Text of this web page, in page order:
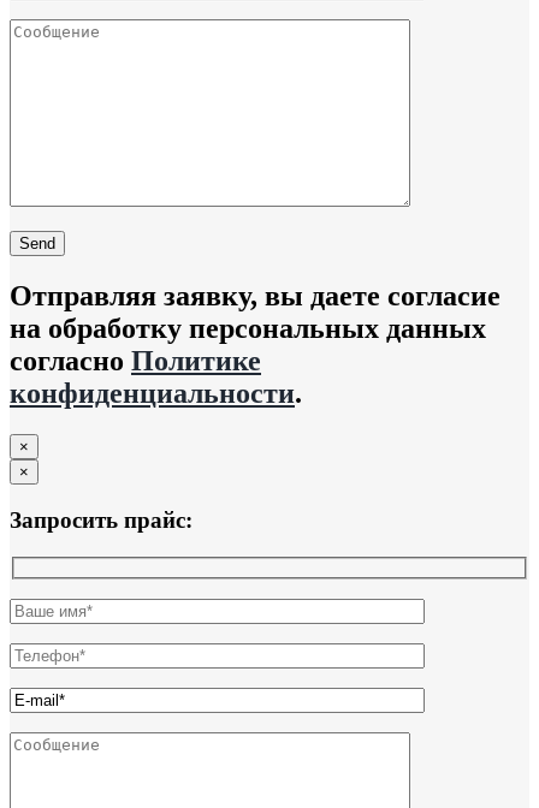
Отправляя заявку, вы даете согласие
на обработку персональных данных
согласно Политике
конфиденциальности.
×
×
Запросить прайс: